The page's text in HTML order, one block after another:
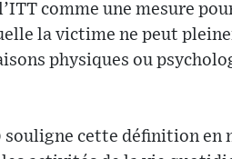
comme une mesure
la victime ne peut
physiques ou
cette définition en